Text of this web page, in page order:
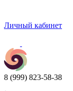
Личный кабинет
8 (999) 823-58-38